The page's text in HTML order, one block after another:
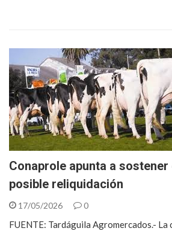
Conaprole apunta a
posible reliquidación
17/05/2026 0
FUENTE: Tardáguila Agromercados.-